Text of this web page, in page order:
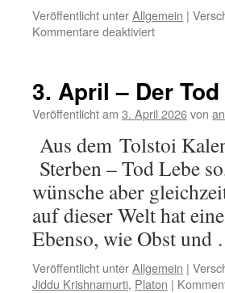
Veröffentlicht unterAllgemein |
Kommentare deaktiviertfür
Freude
3. April – Der Tod
Veröffentlicht am 3. April 2026von
Aus dem Tolstoi
Sterben – Tod Lebe
wünsche aber
auf dieser Welt hat
Ebenso, wie Obst und
Veröffentlicht unterAllgemein |
Jiddu Krishnamurti, Platon |